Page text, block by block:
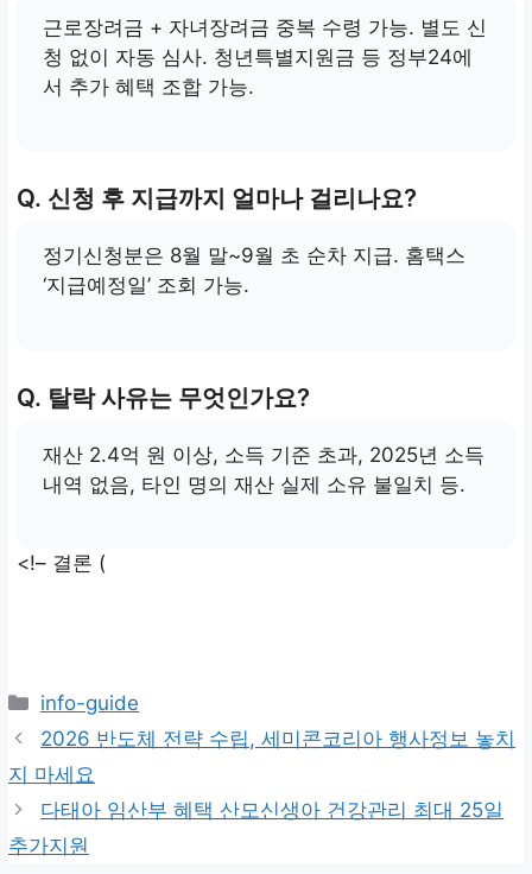
근로장려금 + 자녀장려금 중복 수령 가능. 별도 신
청 없이 자동 심사. 청년특별지원금 등 정부24에
서 추가 혜택 조합 가능.
Q. 신청 후 지급까지 얼마나 걸리나요?
정기신청분은 8월 말~9월 초 순차 지급. 홈택스
‘지급예정일’ 조회 가능.
Q. 탈락 사유는 무엇인가요?
재산 2.4억 원 이상, 소득 기준 초과, 2025년 소득
내역 없음, 타인 명의 재산 실제 소유 불일치 등.
<!– 결론 (
카
테
리
info-guide
2026 반도체 전략 수립, 세미콘코리아 행사정보 놓치
지 마세요
다태아 임산부 혜택 산모신생아 건강관리 최대 25일
추가지원